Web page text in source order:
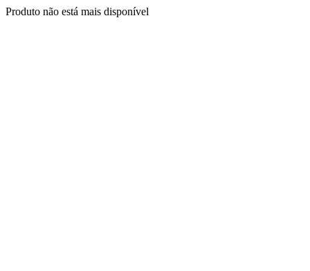
Produto não está mais disponível